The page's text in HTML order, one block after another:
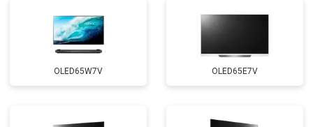
OLED65W7V OLED65E7V